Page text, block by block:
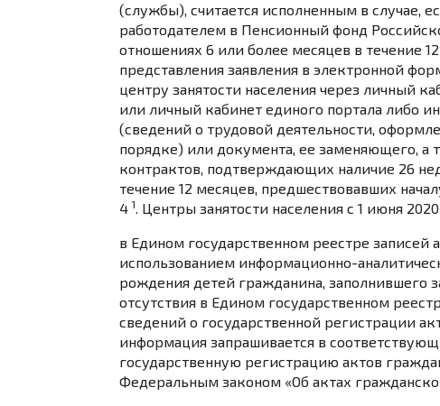
(службы), считается исполненным в случае,
работодателем в Пенсионный фонд
отношениях 6 или более месяцев в течение
представления заявления в электронной
центру занятости населения через личный
или личный кабинет единого портала либо
(сведений о трудовой деятельности,
порядке) или документа, ее заменяющего,
контрактов, подтверждающих наличие 26
течение 12 месяцев, предшествовавших
4 1. Центры занятости населения с 1 июня
в Едином государственном реестре записей
использованием информационно-
рождения детей гражданина, заполнившего
отсутствия в Едином государственном
сведений о государственной регистрации
информация запрашивается в
государственную регистрацию актов
Федеральным законом «Об актах